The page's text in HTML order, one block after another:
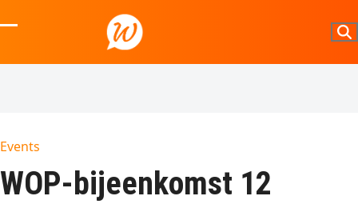
to
mobile
mobile
Events
WOP-bijeenkomst 12